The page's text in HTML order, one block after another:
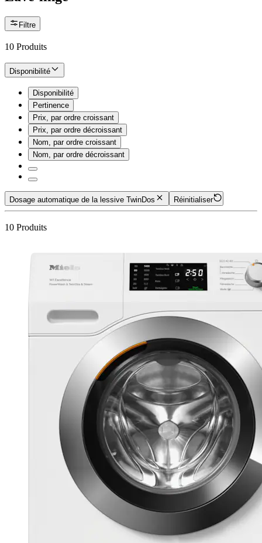
Filtre
10 Produits
Disponibilité
Disponibilité
Pertinence
Prix, par ordre croissant
Prix, par ordre décroissant
Nom, par ordre croissant
Nom, par ordre décroissant
Dosage automatique de la lessive TwinDos Réinitialiser
10 Produits